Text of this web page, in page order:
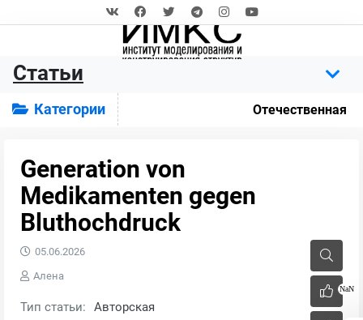
Статьи
Категории Отечественная
Generation von
Medikamenten gegen
Bluthochdruck
NaN
05.06.2026
Алена
Тип статьи: Авторская